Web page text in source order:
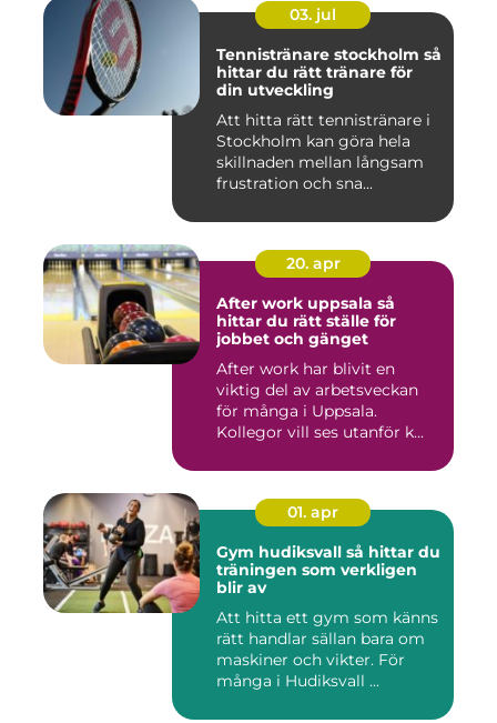
03. jul
Tennistränare stockholm så
hittar du rätt tränare för
din utveckling
Att hitta rätt tennistränare i
Stockholm kan göra hela
skillnaden mellan långsam
frustration och sna...
20. apr
After work uppsala så
hittar du rätt ställe för
jobbet och gänget
After work har blivit en
viktig del av arbetsveckan
för många i Uppsala.
Kollegor vill ses utanför k...
01. apr
Gym hudiksvall så hittar du
träningen som verkligen
blir av
Att hitta ett gym som känns
rätt handlar sällan bara om
maskiner och vikter. För
många i Hudiksvall ...